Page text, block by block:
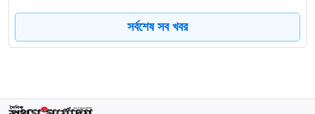
লতিফ সিদ্দিকীকে কারাগারে পাঠানোর নির্দেশ
8 সর্বশেষ সব খবর